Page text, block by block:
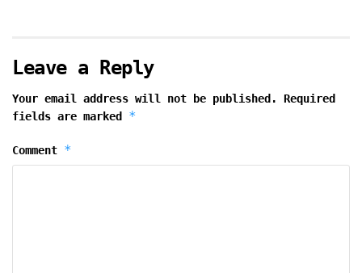
Leave a Reply
Your email address will not be published.
Required
fields are marked *
Comment *